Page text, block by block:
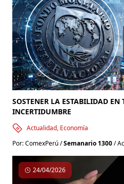
🚨#Comunicado |
Gobierno deja al país sin
#ComexPerú advertimos
emitidas y a los recursos
prevención, el país llega al
https://t.co/2QbsdHYded
hace 2 semanas
SOSTENER LA ESTABILIDAD EN
INCERTIDUMBRE
Actualidad, Economía
Por: ComexPerú /Semanario 1300/
24/04/2026